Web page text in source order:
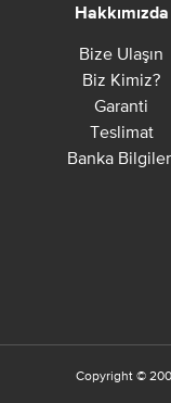
Hakkımızda
Bize Ulaşın
Biz Kimiz?
Garanti
Teslimat
Banka
Copyright ©